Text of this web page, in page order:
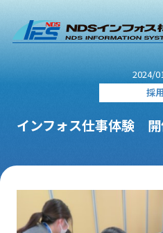
2024/
採用
インフォス仕事体験 開